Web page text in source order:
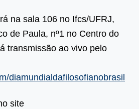
na sala 106 no Ifcs/UFRJ,
de Paula, nº1 no Centro do
transmissão ao vivo pelo
diamundialdafilosofianobrasil
site